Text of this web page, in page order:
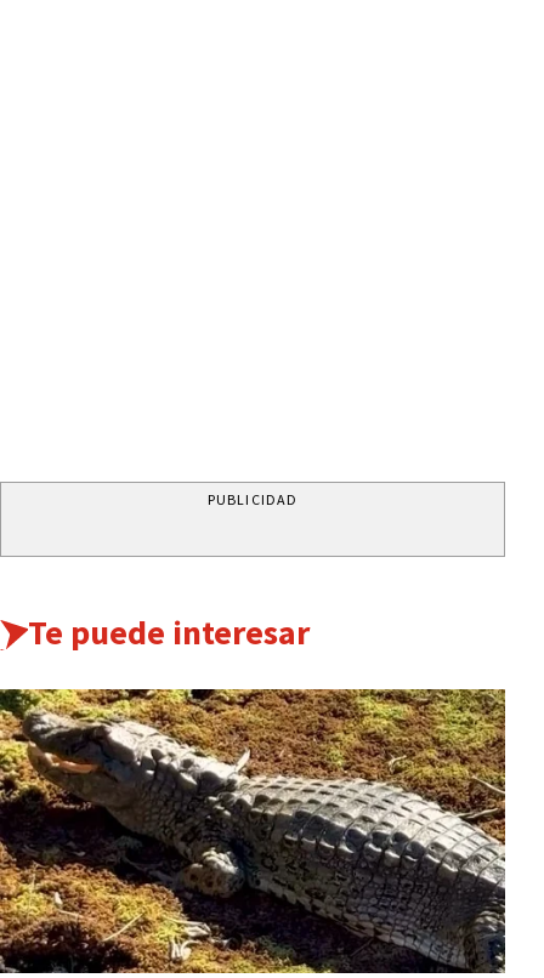
PUBLICIDAD
Te puede interesar